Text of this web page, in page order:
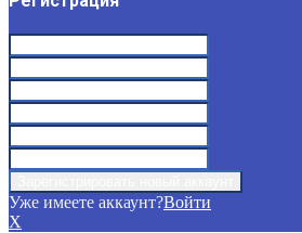
Уже имеете аккаунт?Войти
X